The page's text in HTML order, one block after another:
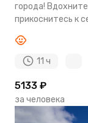
города!
прикоснитесь к
11 ч
5133 ₽
за человека